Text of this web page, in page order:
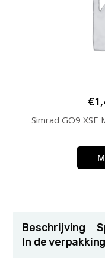
€
Simrad GO9
Beschrijving
In de verpakking